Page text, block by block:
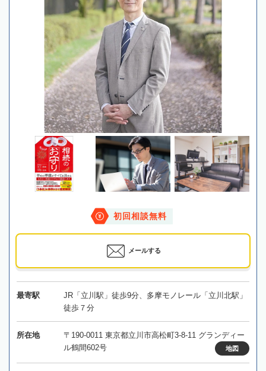
初回相談無料
メールする
最寄駅
JR「立川駅」徒歩9分、多摩モノレール「立川北駅」
徒歩７分
所在地
〒190-0011 東京都立川市高松町3-8-11 グランディー
ル鶴間602号
地図